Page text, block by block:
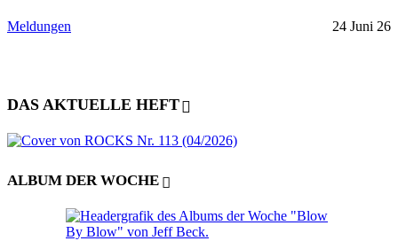
Meldungen 24 Juni 26
DAS AKTUELLE HEFT
ALBUM DER WOCHE